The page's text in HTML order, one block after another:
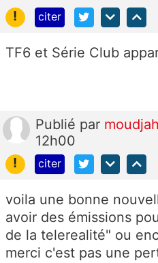
!
citer
TF6 et Série Club
Publié par
12h00
!
citer
voila une bonne
avoir des émissions
de la telerealité" ou
merci c'est pas une